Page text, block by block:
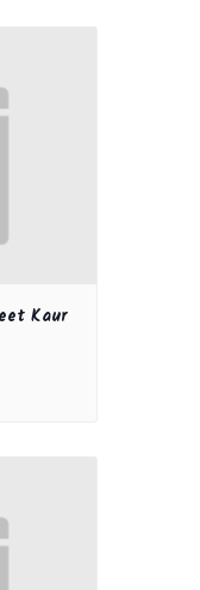
Kaur